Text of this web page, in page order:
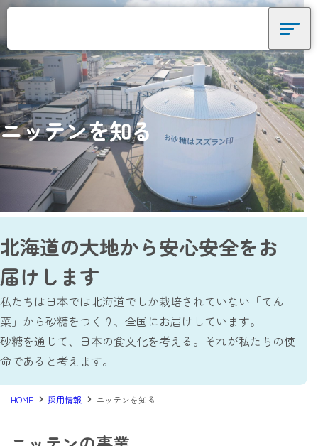
ニッテンを知る
ニッテンを知る
データで見るニッテン
採用責任者メッセージ
ニッテンが大切にしていること
人を知る
インタビューを見る
仕事を知る
仕事を知る
事務系
ニッテンを知る
北海道の大地から安心安全をお
届けします
私たちは日本では北海道でしか栽培されていない「てん
菜」から砂糖をつくり、全国にお届けしています。
砂糖を通じて、日本の食文化を考える。それが私たちの使
命であると考えます。
HOME 採用情報 ニッテンを知る